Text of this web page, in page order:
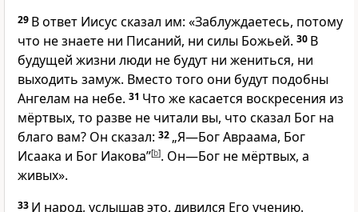
29 В ответ Иисус сказал им: «Заблуждаетесь, потому
что не знаете ни Писаний, ни силы Божьей. 30 В
будущей жизни люди не будут ни жениться, ни
выходить замуж. Вместо того они будут подобны
Ангелам на небе. 31 Что же касается воскресения из
мёртвых, то разве не читали вы, что сказал Бог на
благо вам? Он сказал: 32 „Я—Бог Авраама, Бог
Исаака и Бог Иакова”[b]. Он—Бог не мёртвых, а
живых».
33 И народ, услышав это, дивился Его учению.